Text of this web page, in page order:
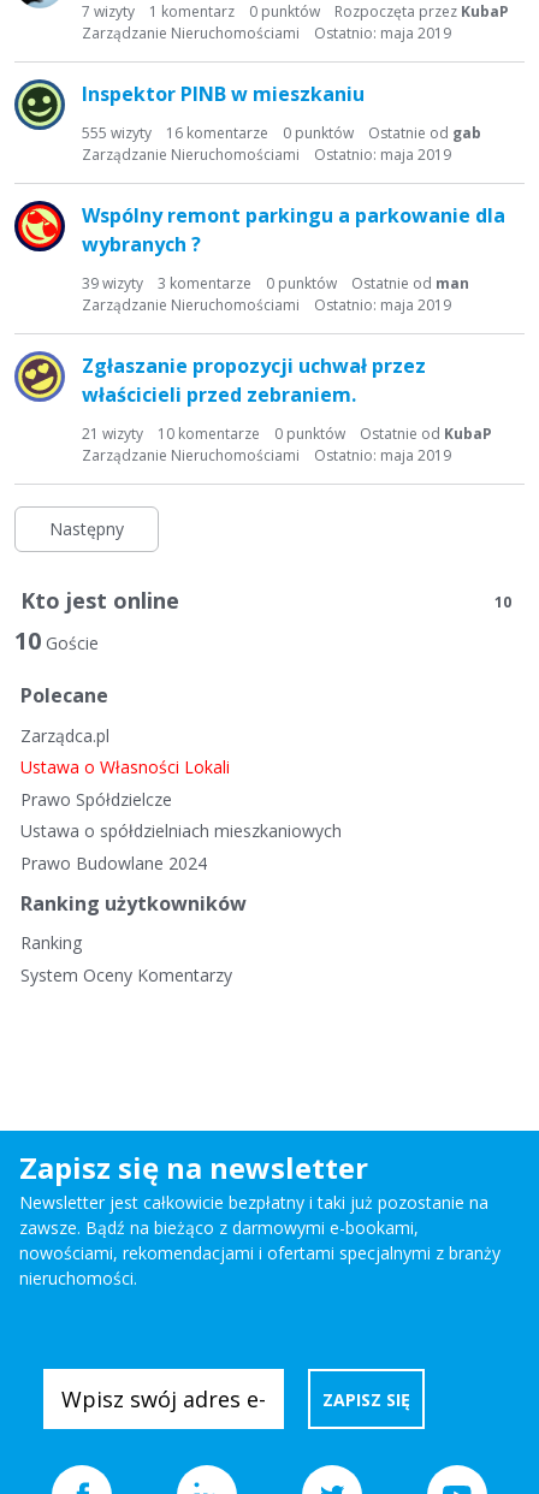
7 wizyty 1 komentarz 0 punktów Rozpoczęta przez KubaP
Ostatnio: maja 2019
Zarządzanie Nieruchomościami
Inspektor PINB w mieszkaniu
555 wizyty 16 komentarze 0 punktów Ostatnie od gab
Ostatnio: maja 2019
Zarządzanie Nieruchomościami
Wspólny remont parkingu a parkowanie dla
wybranych ?
39wizyty 3 komentarze 0 punktów Ostatnie od man
Ostatnio: maja 2019
Zarządzanie Nieruchomościami
Zgłaszanie propozycji uchwał przez
właścicieli przed zebraniem.
21 wizyty 10 komentarze 0 punktów Ostatnie od KubaP
Ostatnio: maja 2019
Zarządzanie Nieruchomościami
Następny
Kto jest online 10
10 Goście
Polecane
Zarządca.pl
Ustawa o Własności Lokali
Prawo Spółdzielcze
Ustawa o spółdzielniach mieszkaniowych
Prawo Budowlane 2024
Ranking użytkowników
Ranking
System Oceny Komentarzy
Zapisz się na newsletter
Newsletter jest całkowicie bezpłatny i taki już pozostanie na
zawsze. Bądź na bieżąco z darmowymi e-bookami,
nowościami, rekomendacjami i ofertami specjalnymi z branży
nieruchomości.